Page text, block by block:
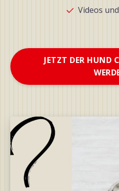
Videos
JETZT DER HUND